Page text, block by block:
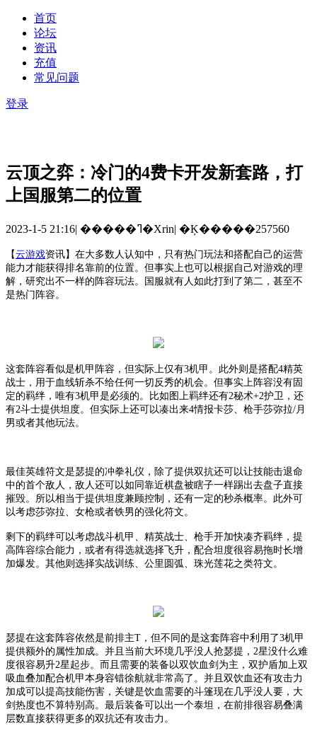
首页
论坛
资讯
充值
常见问题
登录
云顶之弈：冷门的4费卡开发新套路，打
上国服第二的位置
2023-1-5 21:16| �����ߣ�Xrin| �Ķ�����257560
【云游戏资讯】 在大多数人认知中，只有热门玩法和搭配自己的运营
能力才能获得排名靠前的位置。但事实上也可以根据自己对游戏的理
解，研究出不一样的阵容玩法。国服就有人如此打到了第二，甚至不
是热门阵容。
这套阵容看似是机甲阵容，但实际上仅有3机甲。此外则是搭配4精英
战士，用于血线斩杀不给任何一切反秀的机会。但事实上阵容没有固
定的羁绊，唯有3机甲是必须的。比如图上羁绊还有2秘术+2护卫，还
有2斗士提供坦度。但实际上还可以凑出来4情报卡莎、枪手莎弥拉/月
男或者其他玩法。
最佳英雄符文是瑟提的冲拳礼仪，除了提供双抗还可以让技能击退命
中的首个敌人，敌人还可以如同靠近棋盘被瞎子一样踢出去盘子直接
摧毁。所以相当于提供坦度兼顾控制，还有一定的秒杀概率。此外可
以考虑莎弥拉、女枪或者铁男的强化符文。
剩下的羁绊可以考虑战斗机甲、精英战士、枪手开加快凑齐羁绊，提
高阵容综合能力，或者有得选就选择飞升，配合坦度很容易拖时长增
加爆发。其他则选择实战训练、公里圆弧、珠光莲花之类符文。
瑟提在这套阵容依然是前排主T，但不同的是这套阵容中利用了3机甲
提供额外的属性加成。并且当前大环境几乎没人抢瑟提，2星没什么难
度很容易升2星起步。而且需要的装备以双饮血剑为主，双护盾加上双
吸血叠加配合机甲本身容错徐航就非常高了。并且双饮血还有攻击力
加成可以提高技能伤害，关键是饮血需要的斗篷现在几乎没人要，大
剑热度也不算特别高。最后装备可以出一个泰坦，在前排很容易叠满
层数直接获得更多的双抗还有攻击力。